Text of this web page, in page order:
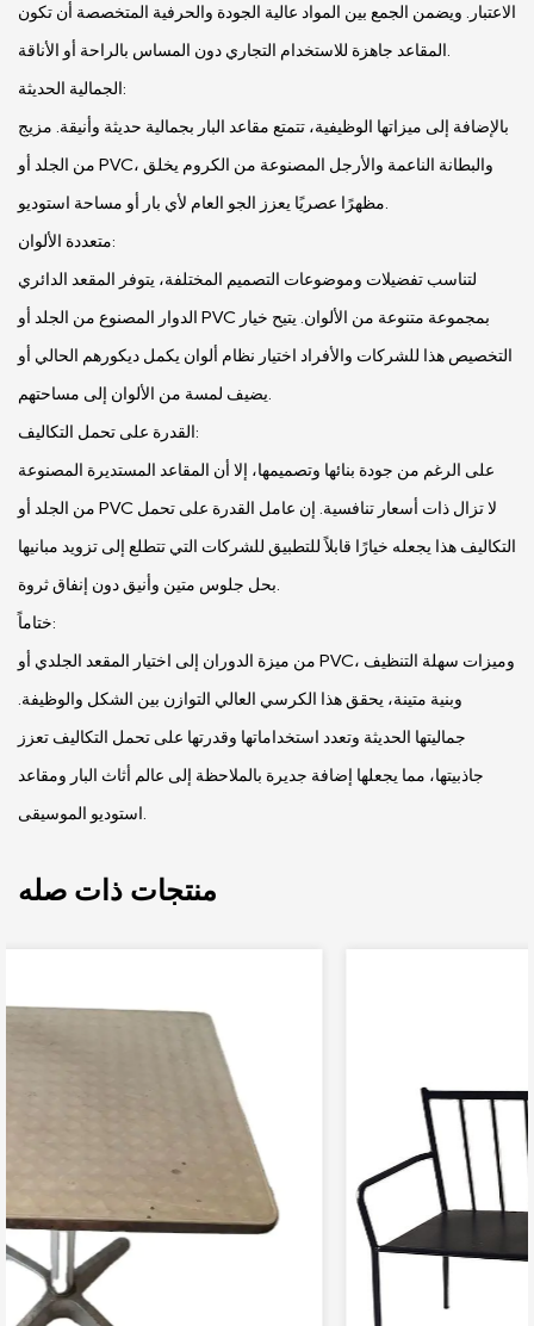
الاعتبار. ويضمن الجمع بين المواد عالية الجودة والحرفية المتخصصة أن تكون
الجمالية الحديثة:
بالإضافة إلى ميزاتها الوظيفية، تتمتع مقاعد البار بجمالية حديثة وأنيقة. مزيج
من الجلد أو PVC، والبطانة الناعمة والأرجل المصنوعة من الكروم يخلق
متعددة الألوان:
لتناسب تفضيلات وموضوعات التصميم المختلفة، يتوفر المقعد الدائري
الدوار المصنوع من الجلد أو PVC بمجموعة متنوعة من الألوان. يتيح خيار
التخصيص هذا للشركات والأفراد اختيار نظام ألوان يكمل ديكورهم الحالي أو
القدرة على تحمل التكاليف:
على الرغم من جودة بنائها وتصميمها، إلا أن المقاعد المستديرة المصنوعة
من الجلد أو PVC لا تزال ذات أسعار تنافسية. إن عامل القدرة على تحمل
التكاليف هذا يجعله خيارًا قابلاً للتطبيق للشركات التي تتطلع إلى تزويد مبانيها
ختاماً:
من ميزة الدوران إلى اختيار المقعد الجلدي أو PVC، وميزات سهلة التنظيف
وبنية متينة، يحقق هذا الكرسي العالي التوازن بين الشكل والوظيفة.
جماليتها الحديثة وتعدد استخداماتها وقدرتها على تحمل التكاليف تعزز
جاذبيتها، مما يجعلها إضافة جديرة بالملاحظة إلى عالم أثاث البار ومقاعد
منتجات ذات صله